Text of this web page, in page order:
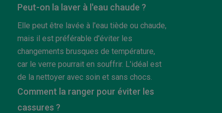
Peut-on la laver à l'eau chaude ?
Elle peut être lavée à l'eau tiède ou chaude,
mais il est préférable d'éviter les
changements brusques de température,
car le verre pourrait en souffrir. L'idéal est
de la nettoyer avec soin et sans chocs.
Comment la ranger pour éviter les
cassures ?